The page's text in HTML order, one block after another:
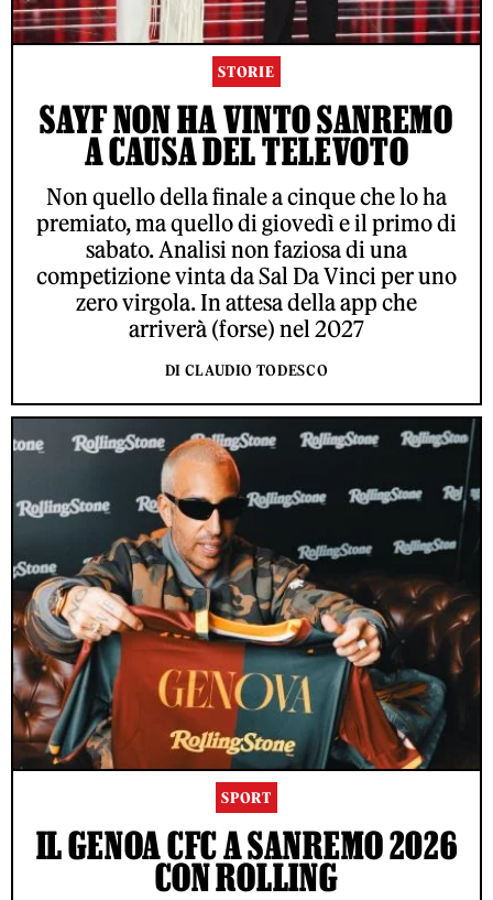
STORIE
SAYF NON HA VINTO SANREMO
A CAUSA DEL TELEVOTO
Non quello della finale a cinque che lo ha
premiato, ma quello di giovedì e il primo di
sabato. Analisi non faziosa di una
competizione vinta da Sal Da Vinci per uno
zero virgola. In attesa della app che
arriverà (forse) nel 2027
DI CLAUDIO TODESCO
SPORT
IL GENOA CFC A SANREMO 2026
CON ROLLING